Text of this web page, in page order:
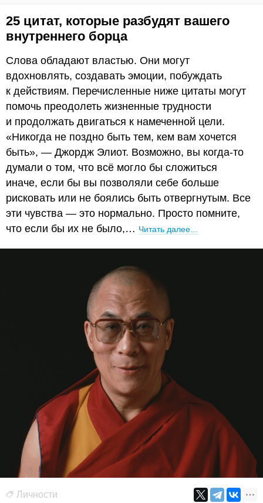
25 цитат, которые разбудят вашего
внутреннего борца
Слова обладают властью. Они могут
вдохновлять, создавать эмоции, побуждать
к действиям. Перечисленные ниже цитаты могут
помочь преодолеть жизненные трудности
и продолжать двигаться к намеченной цели.
«Никогда не поздно быть тем, кем вам хочется
быть», — Джордж Элиот. Возможно, вы когда-то
думали о том, что всё могло бы сложиться
иначе, если бы вы позволяли себе больше
рисковать или не боялись быть отвергнутым. Все
эти чувства — это нормально. Просто помните,
что если бы их не было,… Читать далее…
Личности